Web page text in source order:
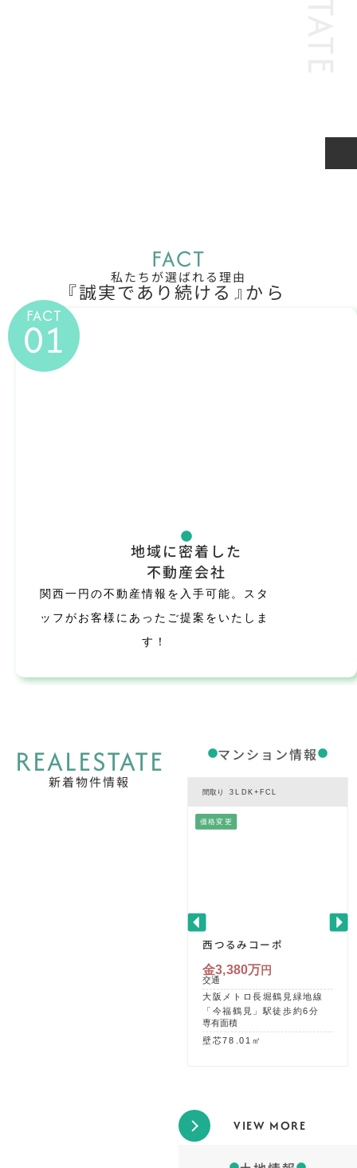
FACT
私たちが選ばれる理由
『 誠実であり続ける』から
FACT
01
地域に密着した
不動産会社
関西一円の不動産情報を入手可能。スタ
ッフがお客様にあったご提案をいたしま
す！
REALESTATE
新着物件情報
マンション情報
間取り 3LDK+FCL
価格変更
西つるみコーポ
金3,380万円
交通
大阪メトロ長堀鶴見緑地線
「今福鶴見」駅徒歩約6分
専有面積
壁芯78.01㎡
VIEW MORE